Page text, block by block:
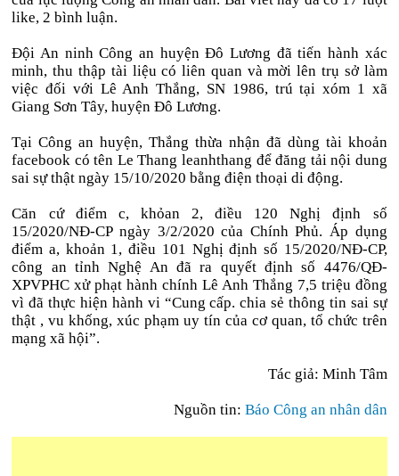
like, 2 bình luận.
Đội An ninh Công an huyện Đô Lương đã tiến hành xác
minh, thu thập tài liệu có liên quan và mời lên trụ sở làm
việc đối với Lê Anh Thắng, SN 1986, trú tại xóm 1 xã
Giang Sơn Tây, huyện Đô Lương.
Tại Công an huyện, Thắng thừa nhận đã dùng tài khoản
facebook có tên Le Thang leanhthang để đăng tải nội dung
sai sự thật ngày 15/10/2020 bằng điện thoại di động.
Căn cứ điểm c, khỏan 2, điều 120 Nghị định số
15/2020/NĐ-CP ngày 3/2/2020 của Chính Phủ. Áp dụng
điểm a, khoản 1, điều 101 Nghị định số 15/2020/NĐ-CP,
công an tỉnh Nghệ An đã ra quyết định số 4476/QĐ-
XPVPHC xử phạt hành chính Lê Anh Thắng 7,5 triệu đồng
vì đã thực hiện hành vi “Cung cấp. chia sẻ thông tin sai sự
thật , vu khống, xúc phạm uy tín của cơ quan, tổ chức trên
mạng xã hội”.
Tác giả: Minh Tâm
Nguồn tin: Báo Công an nhân dân